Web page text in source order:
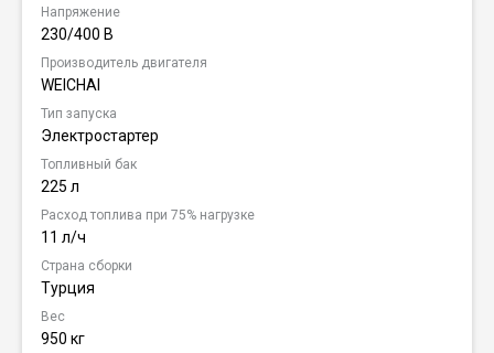
Напряжение
230/400 В
Производитель двигателя
WEICHAI
Тип запуска
Электростартер
Топливный бак
225 л
Расход топлива при 75% нагрузке
11 л/ч
Страна сборки
Турция
Вес
950 кг